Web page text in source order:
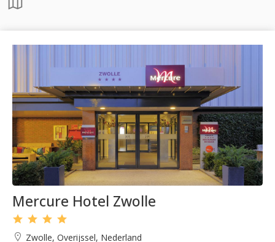
Mercure Hotel Zwolle
Zwolle, Overijssel, Nederland